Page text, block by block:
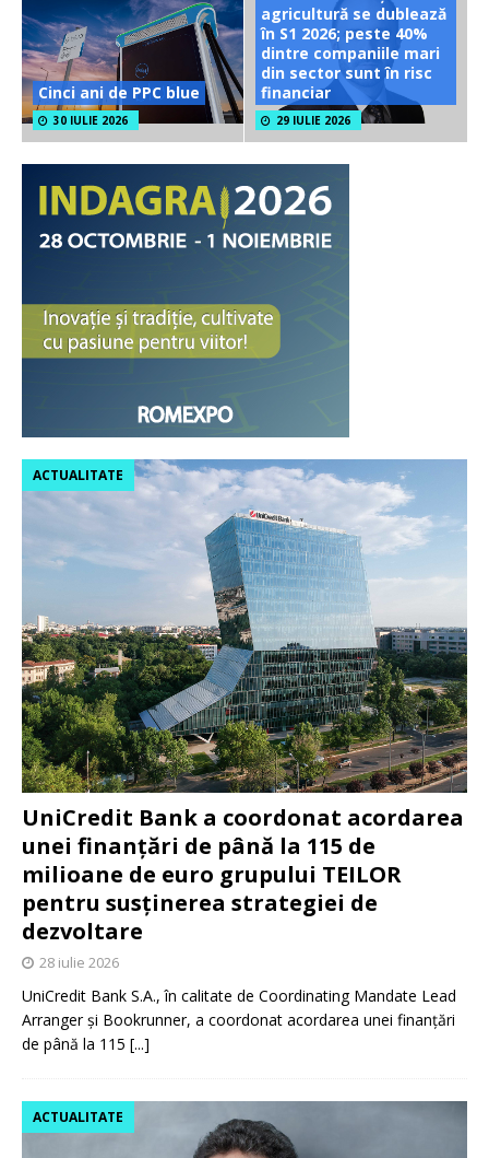
Cinci ani de PPC blue
30 IULIE 2026
agricultură se dublează
în S1 2026; peste 40%
dintre companiile mari
din sector sunt în risc
financiar
29 IULIE 2026
UniCredit Bank a coordonat acordarea
unei finanțări de până la 115 de
milioane de euro grupului TEILOR
pentru susținerea strategiei de
dezvoltare
ACTUALITATE
28 iulie 2026
UniCredit Bank S.A., în calitate de Coordinating Mandate Lead
Arranger și Bookrunner, a coordonat acordarea unei finanțări
de până la 115 [...]
ACTUALITATE